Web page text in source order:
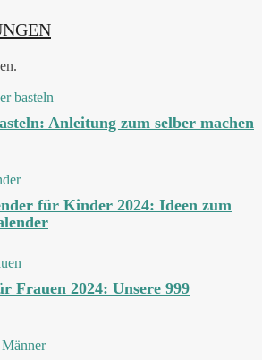
Anleitung zum selber machen
für Kinder 2024: Ideen zum
Frauen 2024: Unsere 999